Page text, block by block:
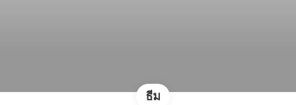
ธีม